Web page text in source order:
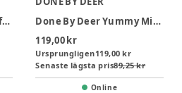
Litet middagsset blått i folie
Done By Deer Yummy Mini Glas 3 -pack - Happy Clouds Papaya
119,00 kr
Ursprungligen119,00 kr
Senaste lägsta pris89,25 kr
Online